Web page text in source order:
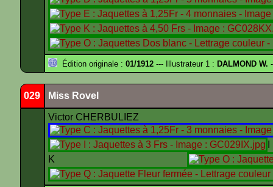
Édition originale : 01/1912 --- Illustrateur 1 : DALMOND W.
029 Miss Rovel
Victor CHERBULIEZ
K